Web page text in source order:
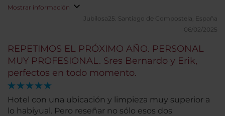
Mostrar información
Jubilosa25. Santiago de Compostela, España
06/02/2025
REPETIMOS EL PRÓXIMO AÑO. PERSONAL
MUY PROFESIONAL. Sres Bernardo y Erik,
perfectos en todo momento.
Hotel con una ubicación y limpieza muy superior a
lo habiyual. Pero reseñar no sólo esos dos